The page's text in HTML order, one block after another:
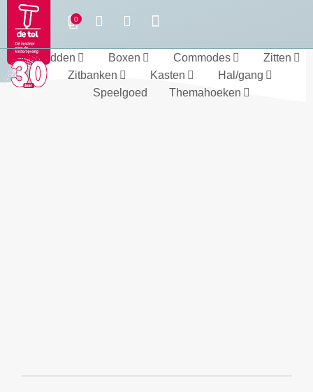
Bedden Boxen Commodes
Zitten
Zitbanken
Kasten
Hal/gang
Speelgoed
Themahoeken